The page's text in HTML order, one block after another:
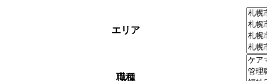
エリア
職種